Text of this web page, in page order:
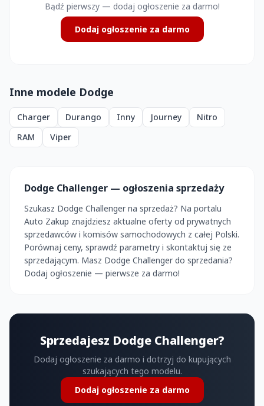
Bądź pierwszy — dodaj ogłoszenie za darmo!
Dodaj ogłoszenie za darmo
Inne modele Dodge
Charger Durango Inny Journey
Nitro
RAM
Viper
Dodge Challenger — ogłoszenia sprzedaży
Szukasz Dodge Challenger na sprzedaż? Na portalu
Auto Zakup znajdziesz aktualne oferty od prywatnych
sprzedawców i komisów samochodowych z całej Polski.
Porównaj ceny, sprawdź parametry i skontaktuj się ze
sprzedającym. Masz Dodge Challenger do sprzedania?
Dodaj ogłoszenie — pierwsze za darmo!
Sprzedajesz Dodge Challenger?
Dodaj ogłoszenie za darmo i dotrzyj do kupujących
szukających tego modelu.
Dodaj ogłoszenie za darmo